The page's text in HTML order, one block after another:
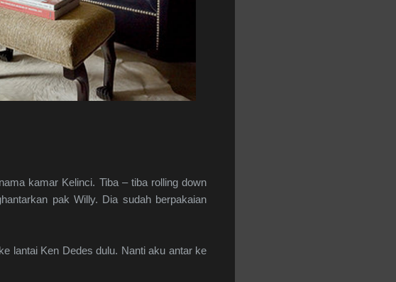
kamar Kelinci. Tiba – tiba rolling down
pak Willy. Dia sudah berpakaian
lantai Ken Dedes dulu. Nanti aku antar ke